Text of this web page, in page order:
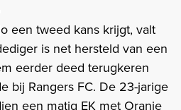
een tweed kans krijgt, valt
is net hersteld van een
eerder deed terugkeren
bij Rangers FC. De 23-jarige
een matig EK met Oranje